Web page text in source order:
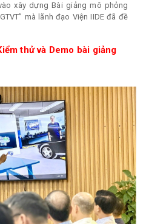
xây dựng Bài giảng mô phỏng
mà lãnh đạo Viện IIDE đã đề
thử và Demo bài giảng